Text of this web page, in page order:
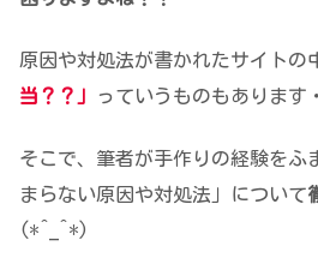
原因や対処法が書かれたサイトの
当？？
っていうものもあります
そこで、筆者が手作りの経験をふ
まらない原因や対処法」について
(*^_^*)